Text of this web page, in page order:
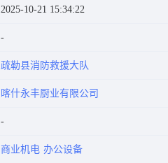
2025-10-21 15:34:22
疏勒县消防救援大队
喀什永丰厨业有限公司
商业机电 办公设备